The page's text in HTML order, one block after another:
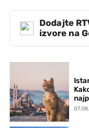
Dodajte
izvore na